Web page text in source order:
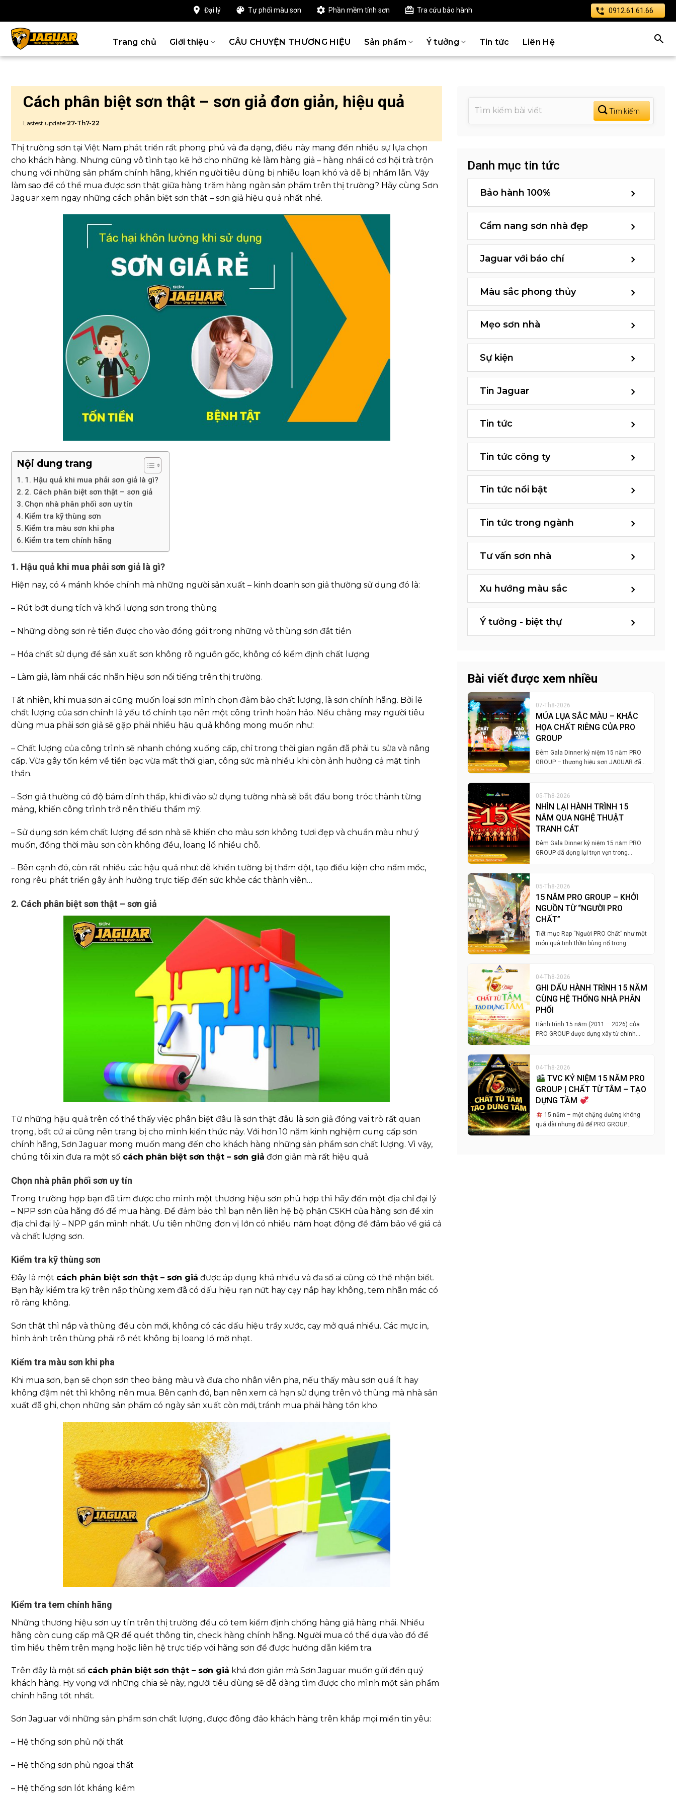
dung
Đại lý Tự phối màu sơn Phần mềm tính sơn Tra cứu bảo hành 0912.61.61.66
Trang chủ Giới thiệu CÂU CHUYỆN THƯƠNG HIỆU Sản phẩm Ý tưởng Tin tức Liên Hệ
Cách phân biệt sơn thật – sơn giả đơn giản, hiệu quả
Lastest update:27-Th7-22
Thị trường sơn tại Việt Nam phát triển rất phong phú và đa dạng, điều này mang đến nhiều sự lựa chọn
cho khách hàng. Nhưng cũng vô tình tạo kẽ hở cho những kẻ làm hàng giả – hàng nhái có cơ hội trà trộn
chung với những sản phẩm chính hãng, khiến người tiêu dùng bị nhiễu loạn khó và dễ bị nhầm lẫn. Vậy
làm sao để có thể mua được sơn thật giữa hàng trăm hàng ngàn sản phẩm trên thị trường? Hãy cùng Sơn
Jaguar xem ngay những cách phân biệt sơn thật – sơn giả hiệu quả nhất nhé.
Nội dung trang
1. Hậu quả khi mua phải sơn giả là gì?
2. Cách phân biệt sơn thật – sơn giả
Chọn nhà phân phối sơn uy tín
Kiểm tra kỹ thùng sơn
Kiểm tra màu sơn khi pha
Kiểm tra tem chính hãng
1. Hậu quả khi mua phải sơn giả là gì?
Hiện nay, có 4 mánh khóe chính mà những người sản xuất – kinh doanh sơn giả thường sử dụng đó là:
– Rút bớt dung tích và khối lượng sơn trong thùng
– Những dòng sơn rẻ tiền được cho vào đóng gói trong những vỏ thùng sơn đắt tiền
– Hóa chất sử dụng để sản xuất sơn không rõ nguồn gốc, không có kiểm định chất lượng
– Làm giả, làm nhái các nhãn hiệu sơn nổi tiếng trên thị trường.
Tất nhiên, khi mua sơn ai cũng muốn loại sơn mình chọn đảm bảo chất lượng, là sơn chính hãng. Bởi lẽ
chất lượng của sơn chính là yếu tố chính tạo nên một công trình hoàn hảo. Nếu chẳng may người tiêu
dùng mua phải sơn giả sẽ gặp phải nhiều hậu quả không mong muốn như:
– Chất lượng của công trình sẽ nhanh chóng xuống cấp, chỉ trong thời gian ngắn đã phải tu sửa và nâng
cấp. Vừa gây tốn kém về tiền bạc vừa mất thời gian, công sức mà nhiều khi còn ảnh hưởng cả mặt tinh
thần.
– Sơn giả thường có độ bám dính thấp, khi đi vào sử dụng tường nhà sẽ bắt đầu bong tróc thành từng
mảng, khiến công trình trở nên thiếu thẩm mỹ.
– Sử dụng sơn kém chất lượng để sơn nhà sẽ khiến cho màu sơn không tươi đẹp và chuẩn màu như ý
muốn, đồng thời màu sơn còn không đều, loang lổ nhiều chỗ.
– Bên cạnh đó, còn rất nhiều các hậu quả như: dễ khiến tường bị thấm dột, tạo điều kiện cho nấm mốc,
rong rêu phát triển gây ảnh hưởng trực tiếp đến sức khỏe các thành viên…
2. Cách phân biệt sơn thật – sơn giả
Từ những hậu quả trên có thể thấy việc phân biệt đâu là sơn thật đâu là sơn giả đóng vai trò rất quan
trọng, bất cứ ai cũng nên trang bị cho mình kiến thức này. Với hơn 10 năm kinh nghiệm cung cấp sơn
chính hãng, Sơn Jaguar mong muốn mang đến cho khách hàng những sản phẩm sơn chất lượng. Vì vậy,
chúng tôi xin đưa ra một số cách phân biệt sơn thật – sơn giả đơn giản mà rất hiệu quả.
Chọn nhà phân phối sơn uy tín
Trong trường hợp bạn đã tìm được cho mình một thương hiệu sơn phù hợp thì hãy đến một địa chỉ đại lý
– NPP sơn của hãng đó để mua hàng. Để đảm bảo thì bạn nên liên hệ bộ phận CSKH của hãng sơn để xin
địa chỉ đại lý – NPP gần mình nhất. Ưu tiên những đơn vị lớn có nhiều năm hoạt động để đảm bảo về giá cả
và chất lượng sơn.
Kiểm tra kỹ thùng sơn
Đây là một cách phân biệt sơn thật – sơn giả được áp dụng khá nhiều và đa số ai cũng có thể nhận biết.
Bạn hãy kiểm tra kỹ trên nắp thùng xem đã có dấu hiệu rạn nứt hay cạy nắp hay không, tem nhãn mác có
rõ ràng không.
Sơn thật thì nắp và thùng đều còn mới, không có các dấu hiệu trầy xước, cạy mở quá nhiều. Các mực in,
hình ảnh trên thùng phải rõ nét không bị loang lổ mờ nhạt.
Kiểm tra màu sơn khi pha
Khi mua sơn, bạn sẽ chọn sơn theo bảng màu và đưa cho nhân viên pha, nếu thấy màu sơn quá ít hay
không đậm nét thì không nên mua. Bên cạnh đó, bạn nên xem cả hạn sử dụng trên vỏ thùng mà nhà sản
xuất đã ghi, chọn những sản phẩm có ngày sản xuất còn mới, tránh mua phải hàng tồn kho.
Kiểm tra tem chính hãng
Những thương hiệu sơn uy tín trên thị trường đều có tem kiểm định chống hàng giả hàng nhái. Nhiều
hãng còn cung cấp mã QR để quét thông tin, check hàng chính hãng. Người mua có thể dựa vào đó để
tìm hiểu thêm trên mạng hoặc liên hệ trực tiếp với hãng sơn để được hướng dẫn kiểm tra.
Trên đây là một số cách phân biệt sơn thật – sơn giả khá đơn giản mà Sơn Jaguar muốn gửi đến quý
khách hàng. Hy vọng với những chia sẻ này, người tiêu dùng sẽ dễ dàng tìm được cho mình một sản phẩm
chính hãng tốt nhất.
Sơn Jaguar với những sản phẩm sơn chất lượng, được đông đảo khách hàng trên khắp mọi miền tin yêu:
– Hệ thống sơn phủ nội thất
– Hệ thống sơn phủ ngoại thất
– Hệ thống sơn lót kháng kiềm
Danh mục tin tức
Bảo hành 100%
Cẩm nang sơn nhà đẹp
Jaguar với báo chí
Màu sắc phong thủy
Mẹo sơn nhà
Sự kiện
Tin Jaguar
Tin tức
Tin tức công ty
Tin tức nổi bật
Tin tức trong ngành
Tư vấn sơn nhà
Xu hướng màu sắc
Ý tưởng - biệt thự
Bài viết được xem nhiều
07-Th8-2026
MÚA LỤA SẮC MÀU – KHẮC
HỌA CHẤT RIÊNG CỦA PRO
GROUP
Đêm Gala Dinner kỷ niệm 15 năm PRO
GROUP – thương hiệu sơn JAGUAR đã…
05-Th8-2026
NHÌN LẠI HÀNH TRÌNH 15
NĂM QUA NGHỆ THUẬT
TRANH CÁT
Đêm Gala Dinner kỷ niệm 15 năm PRO
GROUP đã đọng lại trọn vẹn trong…
05-Th8-2026
15 NĂM PRO GROUP – KHỞI
NGUỒN TỪ “NGƯỜI PRO
CHẤT”
Tiết mục Rap “Người PRO Chất” như một
món quà tinh thần bùng nổ trong…
04-Th8-2026
GHI DẤU HÀNH TRÌNH 15 NĂM
CÙNG HỆ THỐNG NHÀ PHÂN
PHỐI
Hành trình 15 năm (2011 – 2026) của
PRO GROUP được dựng xây từ chính…
04-Th8-2026
TVC KỶ NIỆM 15 NĂM PRO
GROUP | CHẤT TỪ TÂM – TẠO
DỰNG TẦM
15 năm – một chặng đường không
quá dài nhưng đủ để PRO GROUP…